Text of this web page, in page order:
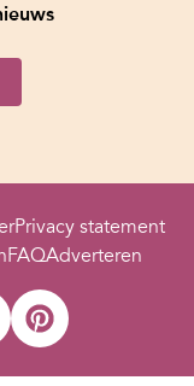
Privacy statement
FAQAdverteren